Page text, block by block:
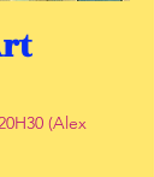
(Alex